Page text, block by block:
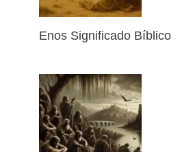
Enos Significado Bíblico